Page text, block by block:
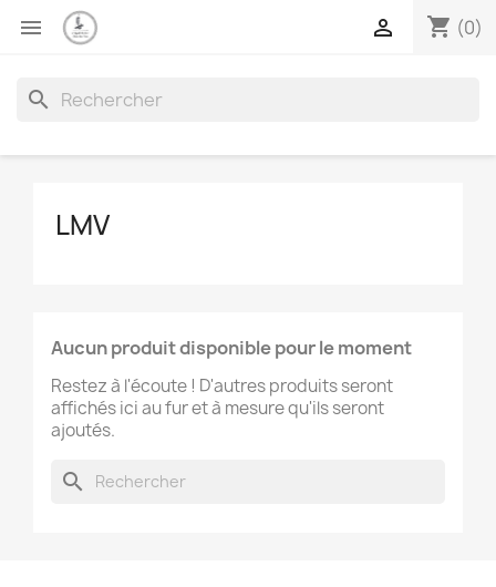
 shopping_cart (0)

search
LMV
Aucun produit disponible pour le moment
Restez à l'écoute ! D'autres produits seront
affichés ici au fur et à mesure qu'ils seront
ajoutés.
search